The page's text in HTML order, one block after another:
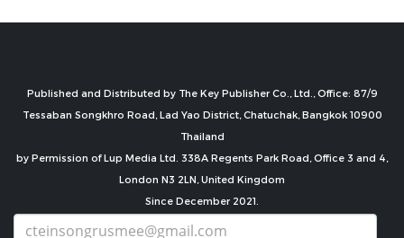
Published and Distributed by The Key Publisher Co., Ltd., Office: 87/9
Tessaban Songkhro Road, Lad Yao District, Chatuchak, Bangkok 10900
Thailand
by Permission of Lup Media Ltd. 338A Regents Park Road, Office 3 and 4,
London N3 2LN, United Kingdom
Since December 2021.